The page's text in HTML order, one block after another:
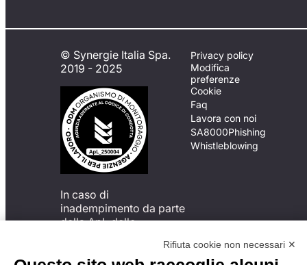
© Synergie Italia Spa.
2019 - 2025
In caso di
inadempimento da parte
della ApL delle
del Codice di Condotta, è
Privacy policy
Modifica
preferenze
Cookie
Faq
Lavora con noi
SA8000Phishing
Whistleblowing
Rifiuta cookie non necessari ✕